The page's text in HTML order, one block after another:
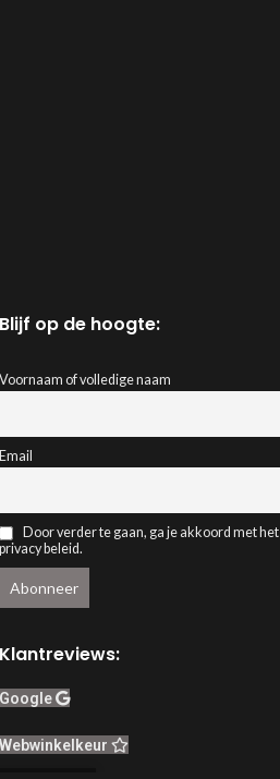
Blijf op de hoogte:
Voornaam of volledige naam
Email
Door verder te gaan, ga je akkoord met het
privacy beleid.
Klantreviews:
Google
Webwinkelkeur